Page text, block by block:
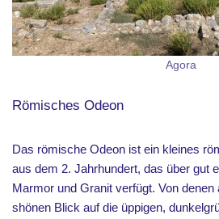
Agora
Römisches Odeon
Das römische Odeon ist ein kleines
aus dem 2. Jahrhundert, das über gut
Marmor und Granit verfügt. Von denen
shönen Blick auf die üppigen,